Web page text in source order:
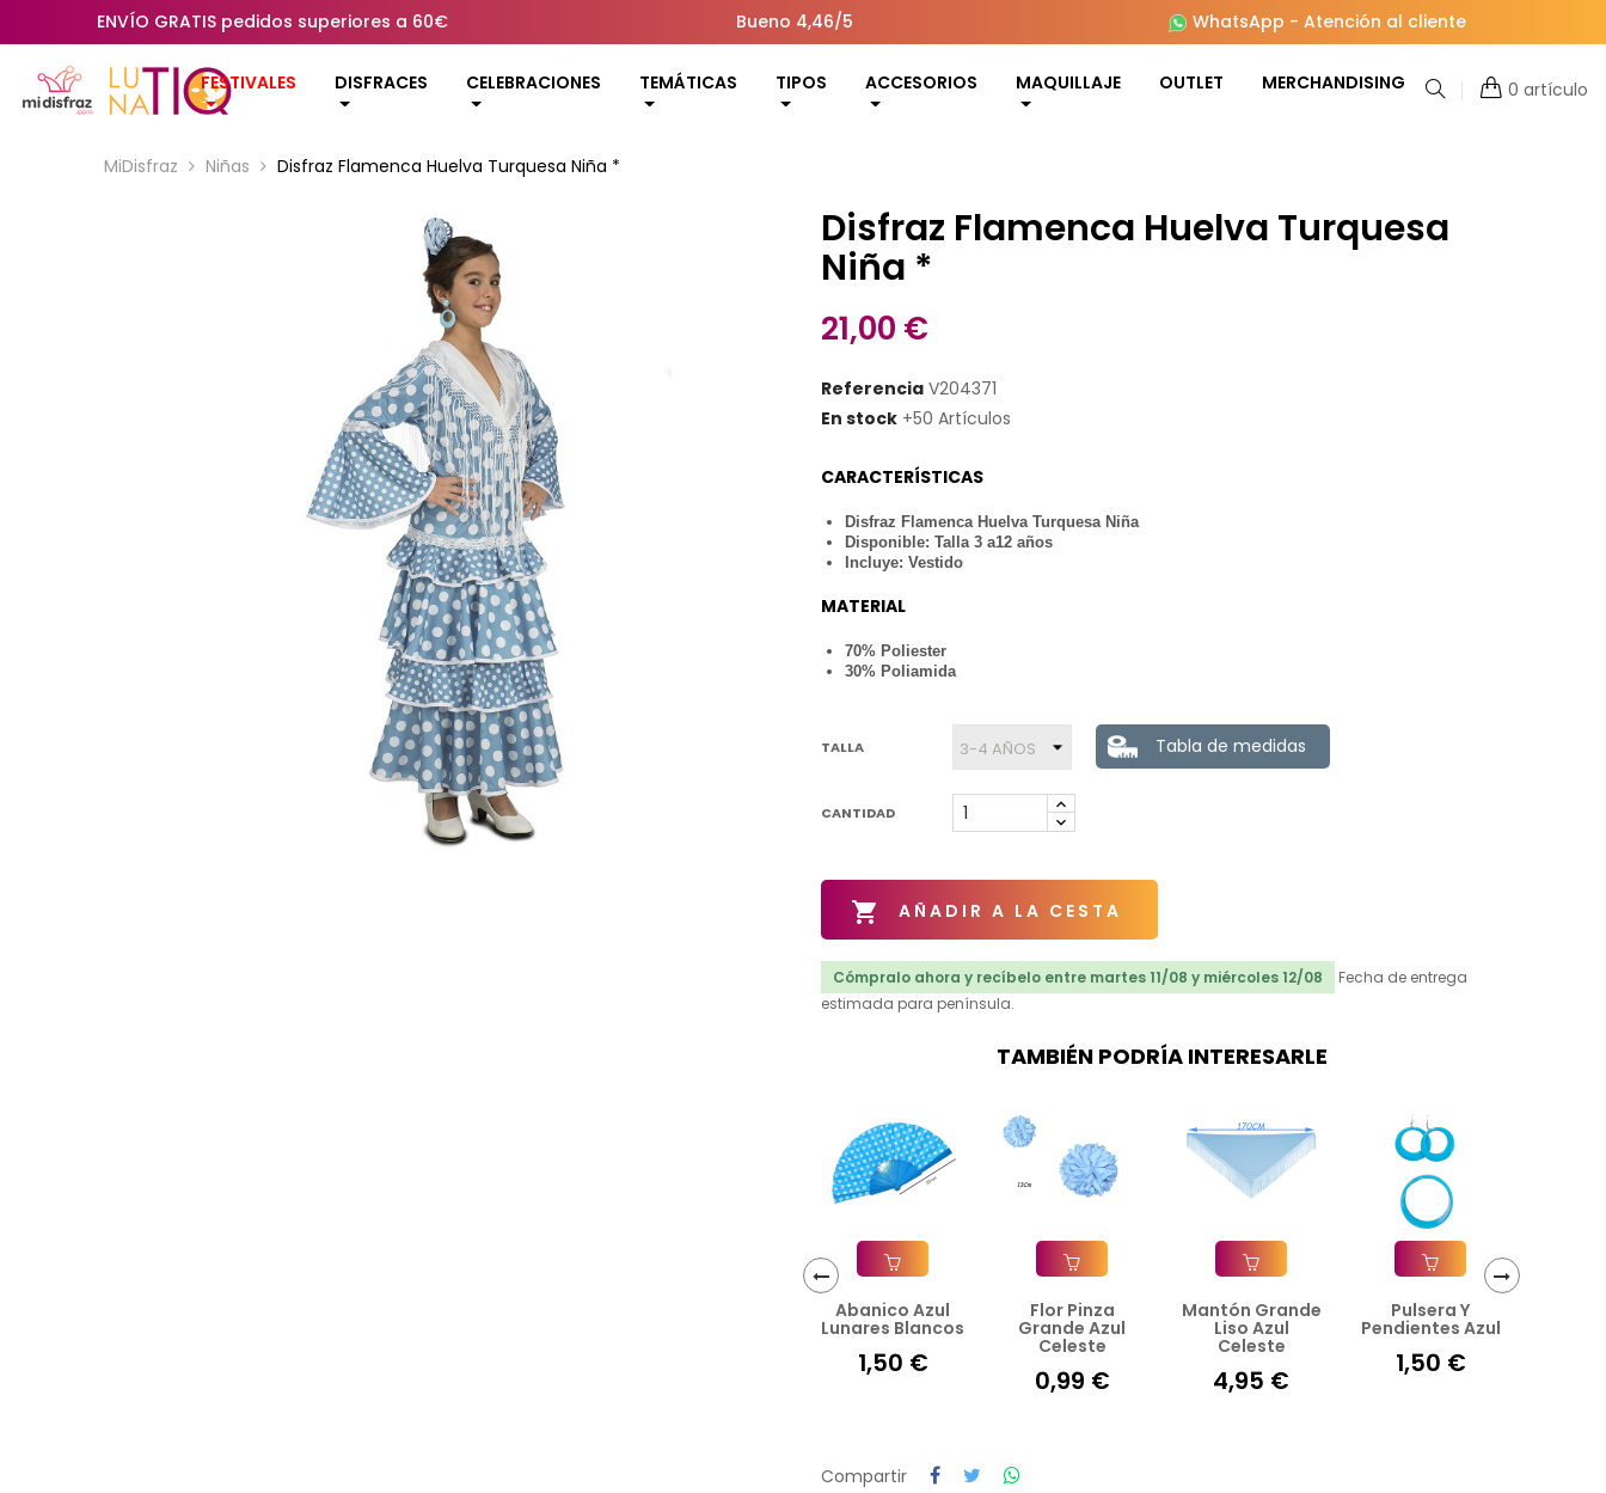
ENVÍO GRATIS pedidos superiores a 60€ Bueno 4,46/5 WhatsApp - Atención al cliente
FESTIVALES DISFRACES CELEBRACIONES TEMÁTICAS TIPOS ACCESORIOS MAQUILLAJE OUTLET MERCHANDISING 0 artículo
MiDisfraz Niñas Disfraz Flamenca Huelva Turquesa Niña *
Disfraz Flamenca Huelva Turquesa
Niña *
21,00 €
Referencia V204371
En stock +50 Artículos
CARACTERÍSTICAS
Disfraz Flamenca Huelva Turquesa Niña
Disponible: Talla 3 a12 años
Incluye: Vestido
MATERIAL
70% Poliester
30% Poliamida
TALLA Tabla de medidas
CANTIDAD
 AÑADIR A LA CESTA
Cómpralo ahora y recíbelo entre martes 11/08 y miércoles 12/08
Fecha de entrega
estimada para península.
TAMBIÉN PODRÍA INTERESARLE
Añadir A La Cesta
Abanico Azul
Lunares Blancos
1,50 €
Añadir A La Cesta
Flor Pinza
Grande Azul
Celeste
0,99 €
Añadir A La Cesta
Mantón Grande
Liso Azul
Celeste
4,95 €
Añadir A La Cesta
Pulsera Y
Pendientes Azul
1,50 €
Compartir